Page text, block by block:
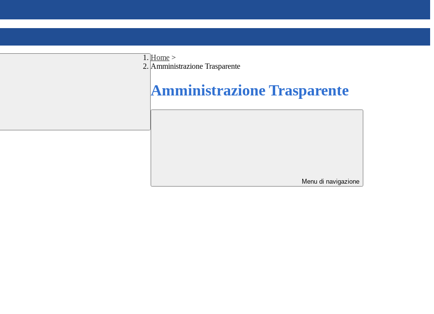
Home >
Amministrazione Trasparente
Amministrazione Trasparente
Menu di navigazione